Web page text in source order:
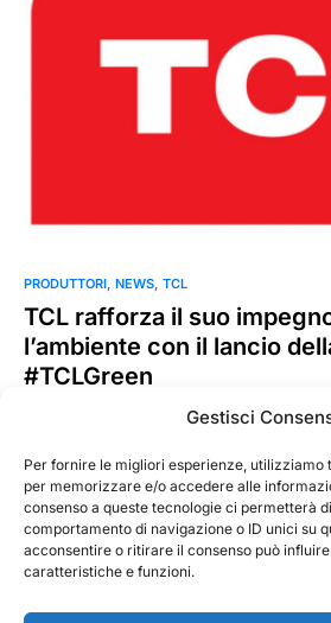
Gestisci
Per fornire le migliori esperienze, utilizziamo
per memorizzare e/o accedere alle
consenso a queste tecnologie ci permetterà
comportamento di navigazione o ID unici su
acconsentire o ritirare il consenso può
caratteristiche e funzioni.
PRODUTTORI NEWS TCL
TCL rafforza il suo
l’ambiente con il lancio
#TCLGreen
TCL, azienda leader mondiale nella
impegno ambientale,…
MarKusss
13 Settembre 2022